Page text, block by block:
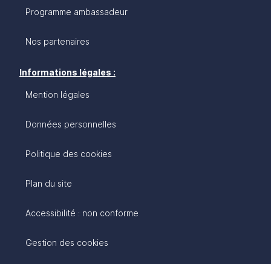
Programme ambassadeur
Nos partenaires
Informations légales :
Mention légales
Données personnelles
Politique des cookies
Plan du site
Accessibilité : non conforme
Gestion des cookies